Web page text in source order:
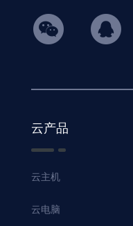
hicon34
云产品
云主机
云电脑